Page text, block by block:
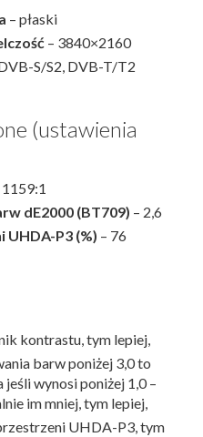
– płaski
– 3840×2160
S/S2, DVB-T/T2
(ustawienia
1159:1
dE2000 (BT709) – 2,6
P3 (%) – 76
kontrastu, tym lepiej,
barw poniżej 3,0 to
wynosi poniżej 1,0 –
im mniej, tym lepiej,
UHDA-P3, tym